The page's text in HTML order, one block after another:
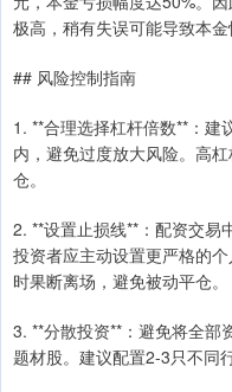
极高，稍有失误可能导致本金
## 风险控制指南
1. **合理选择杠杆倍数**：建
内，避免过度放大风险。高
仓。
2. **设置止损线**：配资交易
投资者应主动设置更严格的
时果断离场，避免被动平仓。
3. **分散投资**：避免将全部
题材股。建议配置2-3只不同